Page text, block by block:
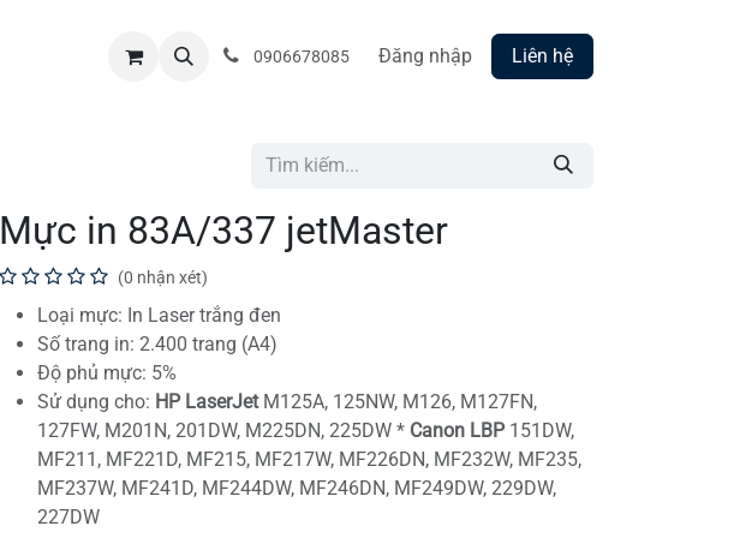
0906678085 Đăng nhập Liên hệ
Mực in 83A/337 jetMaster
(0 nhận xét)
Loại mực: In Laser trắng đen
Số trang in: 2.400 trang (A4)
Độ phủ mực: 5%
Sử dụng cho: HP LaserJet M125A, 125NW, M126, M127FN,
127FW, M201N, 201DW, M225DN, 225DW * Canon LBP 151DW,
MF211, MF221D, MF215, MF217W, MF226DN, MF232W, MF235,
MF237W, MF241D, MF244DW, MF246DN, MF249DW, 229DW,
227DW